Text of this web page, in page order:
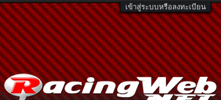
เข้าสู่ระบบหรือลงทะเบียน